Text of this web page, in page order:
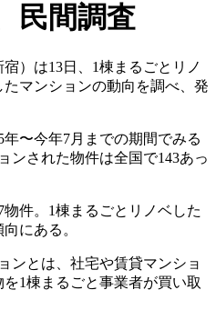
民間調査
）は13日、1棟まるごとリノ
マンションの動向を調べ、発
〜今年7月までの期間でみる
ンされた物件は全国で143あっ
件。1棟まるごとリノベした
にある。
ンとは、社宅や賃貸マンショ
1棟まるごと事業者が買い取